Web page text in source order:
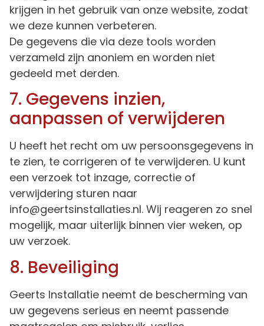
krijgen in het gebruik van onze website, zodat
we deze kunnen verbeteren.
De gegevens die via deze tools worden
verzameld zijn anoniem en worden niet
gedeeld met derden.
7. Gegevens inzien,
aanpassen of verwijderen
U heeft het recht om uw persoonsgegevens in
te zien, te corrigeren of te verwijderen. U kunt
een verzoek tot inzage, correctie of
verwijdering sturen naar
info@geertsinstallaties.nl. Wij reageren zo snel
mogelijk, maar uiterlijk binnen vier weken, op
uw verzoek.
8. Beveiliging
Geerts Installatie neemt de bescherming van
uw gegevens serieus en neemt passende